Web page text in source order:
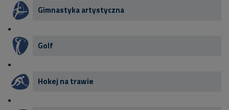
Gimnastyka artystyczna
Golf
Hokej na trawie